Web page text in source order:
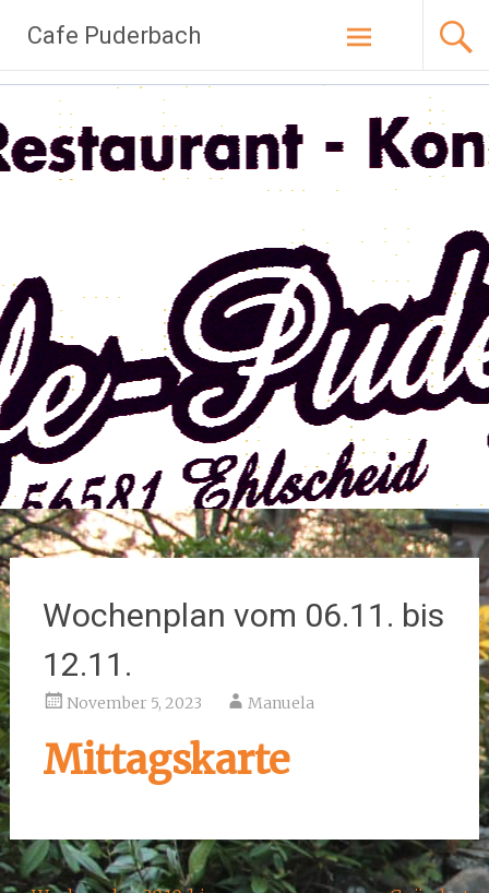
Inhalt
springen
Cafe Puderbach
Wochenplan vom 06.11. bis
12.11.
November 5, 2023 Manuela
Mittagskarte